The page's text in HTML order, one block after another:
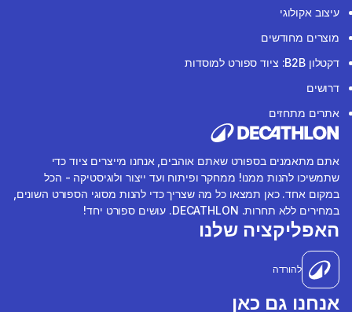
עיצוב אקולוגי
מוצרים מחודשים
דקטלון B2B: ציוד ספורט למוסדות
דרושים
אתרים מתחזים
אתם מתאמנים בספורט שאתם אוהבים, אנחנו מייצרים ציוד כדי
שתמשיכו להנות ממנו! ממחקר ופיתוח ועד ייצור ולוגיסטיקה - הכל
במקום אחד. כאן תמצאו כל מה שצריך כדי להנות מסוגי הספורט השונים,
במחירים ללא תחרות. DECATHLON. עושים ספורט יחד!
האפליקציה שלנו
להורדה
אנחנו גם כאן